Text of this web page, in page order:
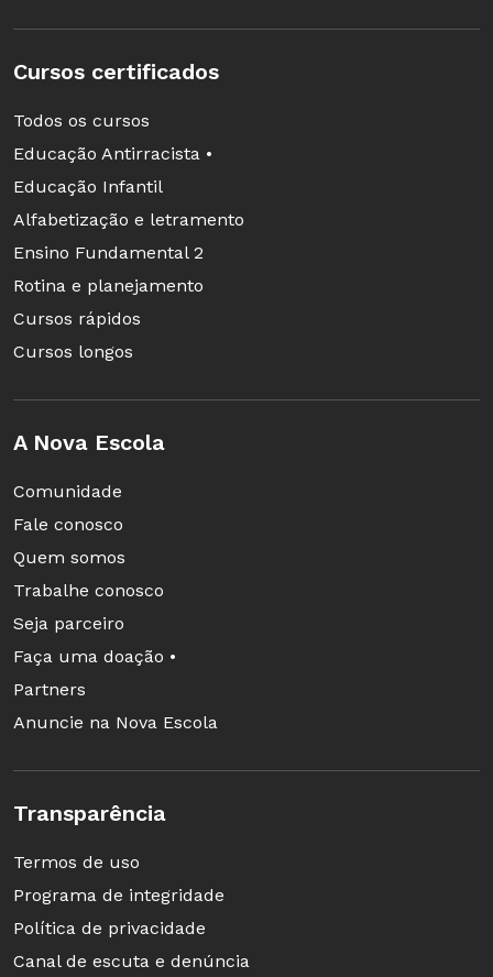
Cursos certificados
Todos os cursos
Educação Antirracista •
Educação Infantil
Alfabetização e letramento
Ensino Fundamental 2
Rotina e planejamento
Cursos rápidos
Cursos longos
A Nova Escola
Comunidade
Fale conosco
Quem somos
Trabalhe conosco
Seja parceiro
Faça uma doação •
Partners
Anuncie na Nova Escola
Transparência
Termos de uso
Programa de integridade
Política de privacidade
Canal de escuta e denúncia